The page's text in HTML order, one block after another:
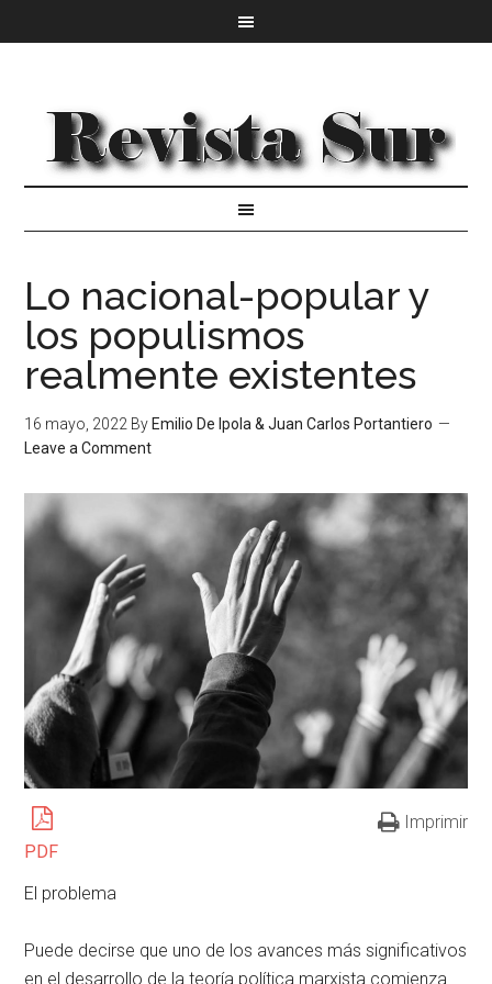
Lo nacional-popular y
los populismos
realmente existentes
16 mayo, 2022 By Emilio De Ipola & Juan Carlos Portantiero
Leave a Comment
PDF
Imprimir
El problema
Puede decirse que uno de los avances más significativos
en el desarrollo de la teoría política marxista comienza